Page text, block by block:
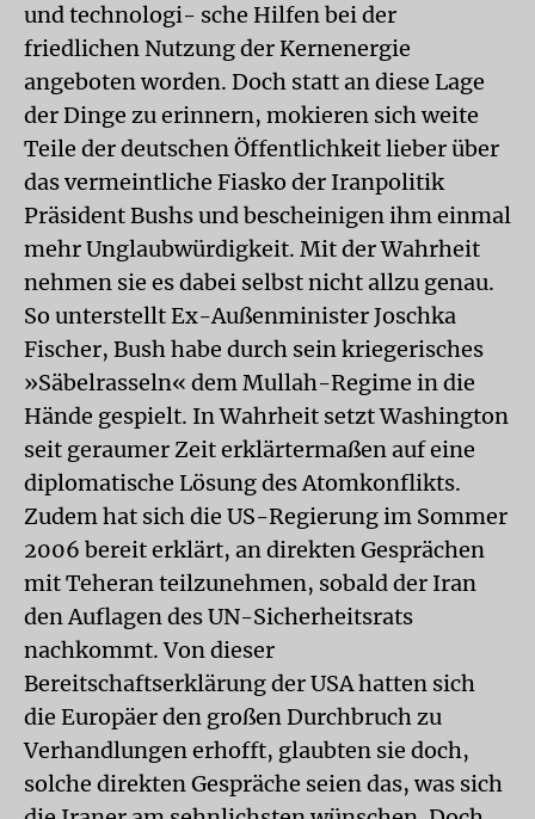
und technologi- sche Hilfen bei der
friedlichen Nutzung der Kernenergie
angeboten worden. Doch statt an diese Lage
der Dinge zu erinnern, mokieren sich weite
Teile der deutschen Öffentlichkeit lieber über
das vermeintliche Fiasko der Iranpolitik
Präsident Bushs und bescheinigen ihm einmal
mehr Unglaubwürdigkeit. Mit der Wahrheit
nehmen sie es dabei selbst nicht allzu genau.
So unterstellt Ex-Außenminister Joschka
Fischer, Bush habe durch sein kriegerisches
»Säbelrasseln« dem Mullah-Regime in die
Hände gespielt. In Wahrheit setzt Washington
seit geraumer Zeit erklärtermaßen auf eine
diplomatische Lösung des Atomkonflikts.
Zudem hat sich die US-Regierung im Sommer
2006 bereit erklärt, an direkten Gesprächen
mit Teheran teilzunehmen, sobald der Iran
den Auflagen des UN-Sicherheitsrats
nachkommt. Von dieser
Bereitschaftserklärung der USA hatten sich
die Europäer den großen Durchbruch zu
Verhandlungen erhofft, glaubten sie doch,
solche direkten Gespräche seien das, was sich